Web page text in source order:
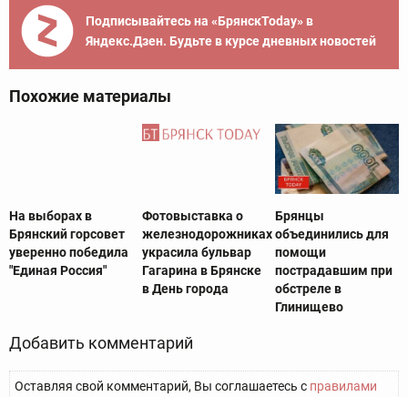
Подписывайтесь на «БрянскToday» в
Яндекс.Дзен. Будьте в курсе дневных новостей
Похожие материалы
На выборах в
Брянский горсовет
уверенно победила
"Единая Россия"
Фотовыставка о
железнодорожниках
украсила бульвар
Гагарина в Брянске
в День города
Брянцы
объединились для
помощи
пострадавшим при
обстреле в
Глинищево
Добавить комментарий
Оставляя свой комментарий, Вы соглашаетесь с правилами